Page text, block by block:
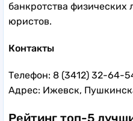
банкротства физических
юристов.
Контакты
Телефон: 8 (3412) 32-64-
Адрес: Ижевск,